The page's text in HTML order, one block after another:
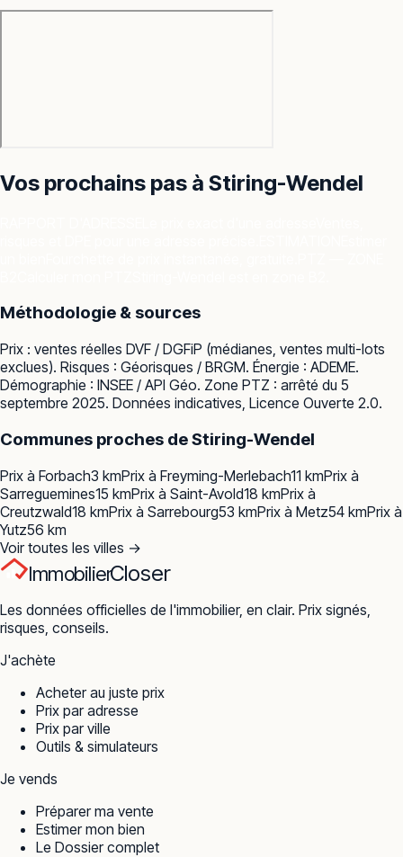
Vos prochains pas à Stiring-Wendel
Méthodologie & sources
Prix : ventes réelles DVF / DGFiP (médianes, ventes multi-lots
exclues). Risques : Géorisques / BRGM. Énergie : ADEME.
Démographie : INSEE / API Géo. Zone PTZ : arrêté du 5
septembre 2025. Données indicatives, Licence Ouverte 2.0.
Communes proches deStiring-Wendel
Prix à Forbach3 kmPrix à Freyming-Merlebach11 kmPrix à
Sarreguemines15 kmPrix à Saint-Avold18 kmPrix à
Creutzwald18 kmPrix à Sarrebourg53 kmPrix à Metz54 kmPrix à
Yutz56 km
Voir toutes les villes →
ImmobilierCloser
Les données officielles de l'immobilier, en clair. Prix signés,
risques, conseils.
J'achète
Acheter au juste prix
Prix par adresse
Prix par ville
Outils & simulateurs
Je vends
Préparer ma vente
Estimer mon bien
Le Dossier complet